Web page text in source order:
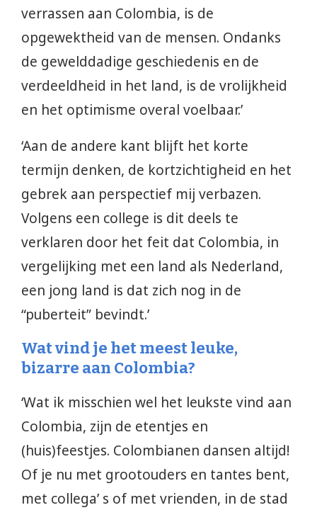
verrassen aan Colombia, is de
opgewektheid van de mensen. Ondanks
de gewelddadige geschiedenis en de
verdeeldheid in het land, is de vrolijkheid
en het optimisme overal voelbaar.’
‘Aan de andere kant blijft het korte
termijn denken, de kortzichtigheid en het
gebrek aan perspectief mij verbazen.
Volgens een college is dit deels te
verklaren door het feit dat Colombia, in
vergelijking met een land als Nederland,
een jong land is dat zich nog in de
“puberteit” bevindt.’
Wat vind je het meest leuke,
bizarre aan Colombia?
‘Wat ik misschien wel het leukste vind aan
Colombia, zijn de etentjes en
(huis)feestjes. Colombianen dansen altijd!
Of je nu met grootouders en tantes bent,
met collega’ s of met vrienden, in de stad